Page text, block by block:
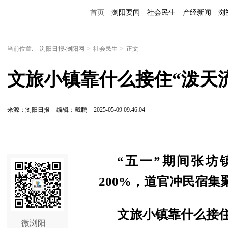
首页 浏阳要闻 社会民生 产经新闻 浏
当前位置: 浏阳日报-浏阳网 > 社会民生 > 正文
文旅小镇靠什么接住“泼天
来源：浏阳日报 编辑：戴鹏 2025-05-09 09:46:04
微浏阳
“五一”期间张坊
200%，道官冲民宿
文旅小镇靠什么接